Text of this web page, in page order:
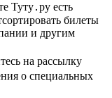
Туту․ру есть
билеты
и другим
на рассылку
о специальных